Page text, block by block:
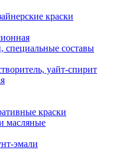
краски
специальные составы
уайт-спирит
краски
масляные
эмали